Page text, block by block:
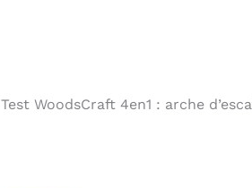
Test WoodsCraft 4en1 : arche